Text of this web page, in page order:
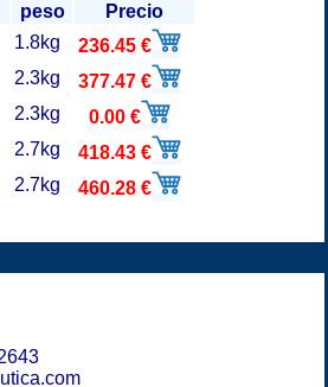
peso
Precio
1.8kg
236.45 €
2.3kg
377.47 €
2.3kg
0.00 €
2.7kg
418.43 €
2.7kg 460.28 €